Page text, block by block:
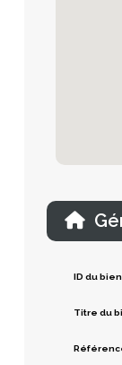
ID du bien
Titre du